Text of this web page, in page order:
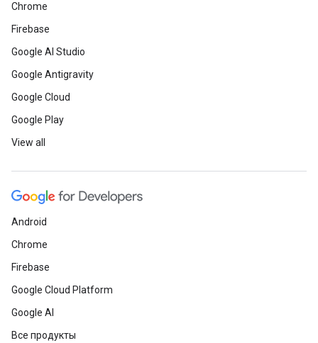
Chrome
Firebase
Google AI Studio
Google Antigravity
Google Cloud
Google Play
View all
Android
Chrome
Firebase
Google Cloud Platform
Google AI
Все продукты